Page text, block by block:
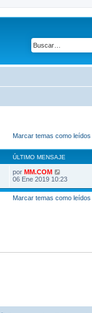
Marcar temas como leídos
ÚLTIMO MENSAJE
por MM.COM
06 Ene 2019 10:23
Marcar temas como leídos